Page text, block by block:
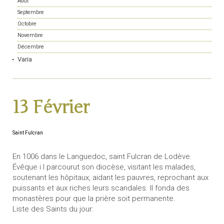
Septembre
Octobre
Novembre
Décembre
Varia
13 Février
Saint Fulcran
En 1006 dans le Languedoc, saint Fulcran de Lodève.
Évêque i l parcourut son diocèse, visitant les malades,
soutenant les hôpitaux, aidant les pauvres, reprochant aux
puissants et aux riches leurs scandales. Il fonda des
monastères pour que la prière soit permanente.
Liste des Saints du jour: